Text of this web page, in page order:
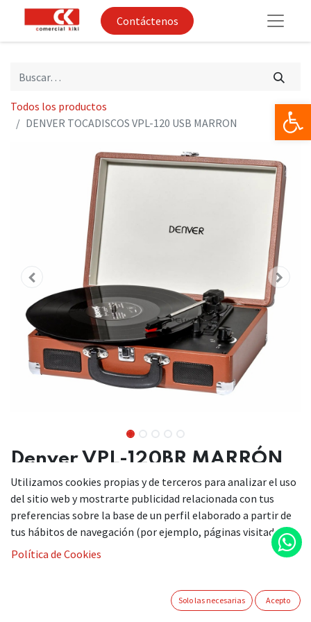
Contáctenos
Todos los productos
DENVER TOCADISCOS VPL-120 USB MARRON
Denver VPL-120BR MARRÓN
Atradiscos USB con software de grabación de PC
incluidodescripción
Experimenta el encanto vintage
Redescubre tus discos de vinilo clásicos con el DENVER VPL-
nostálgico con la tecnología moderna.
Utilizamos cookies propias y de terceros para analizar el uso
del sitio web y mostrarte publicidad relacionada con tus
preferencias sobre la base de un perfil elaborado a partir de
tus hábitos de navegación (por ejemplo, páginas visitadas).
Política de Cookies
Solo las necesarias Acepto